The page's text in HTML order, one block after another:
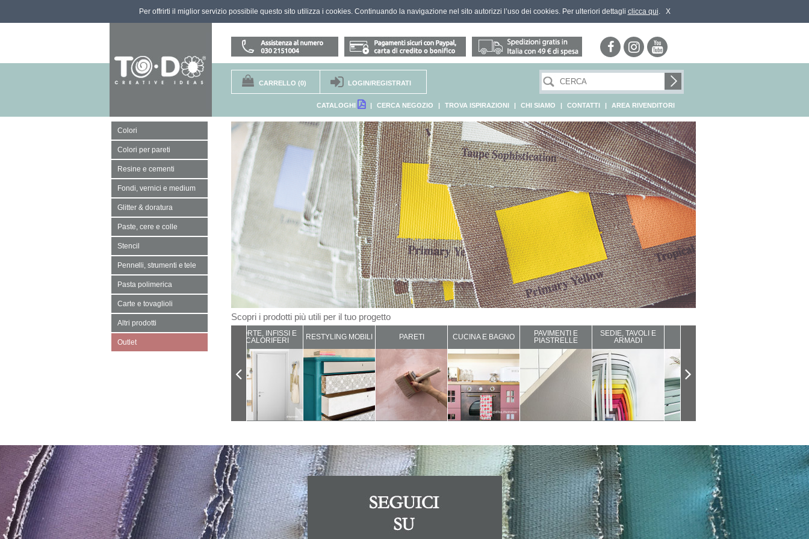
Per offrirti il miglior servizio possibile questo sito utilizza i cookies. Continuando la navigazione nel sito autorizzi l’uso dei cookies. Per ulteriori dettagli clicca qui. X
CARRELLO (0) LOGIN/REGISTRATI
CATALOGHI | CERCA NEGOZIO | TROVA ISPIRAZIONI | CHI SIAMO | CONTATTI | AREA RIVENDITORI
Colori
Colori per pareti
Resine e cementi
Fondi, vernici e medium
Glitter & doratura
Paste, cere e colle
Stencil
Pennelli, strumenti e tele
Pasta polimerica
Carte e tovaglioli
Altri prodotti
Outlet
Scopri i prodotti più utili per il tuo progetto
PORTE, INFISSI E
CALORIFERI
RESTYLING MOBILI PARETI CUCINA E BAGNO
PAVIMENTI E
PIASTRELLE
SEDIE, TAVOLI E
ARMADI